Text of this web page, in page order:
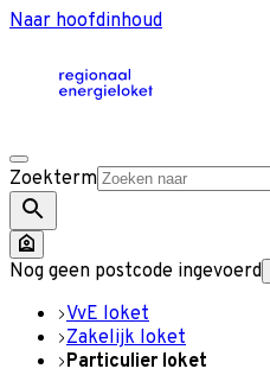
Naar hoofdinhoud
Zoekterm
Nog geen postcode ingevoerd
VvE loket
Zakelijk loket
Particulier loket